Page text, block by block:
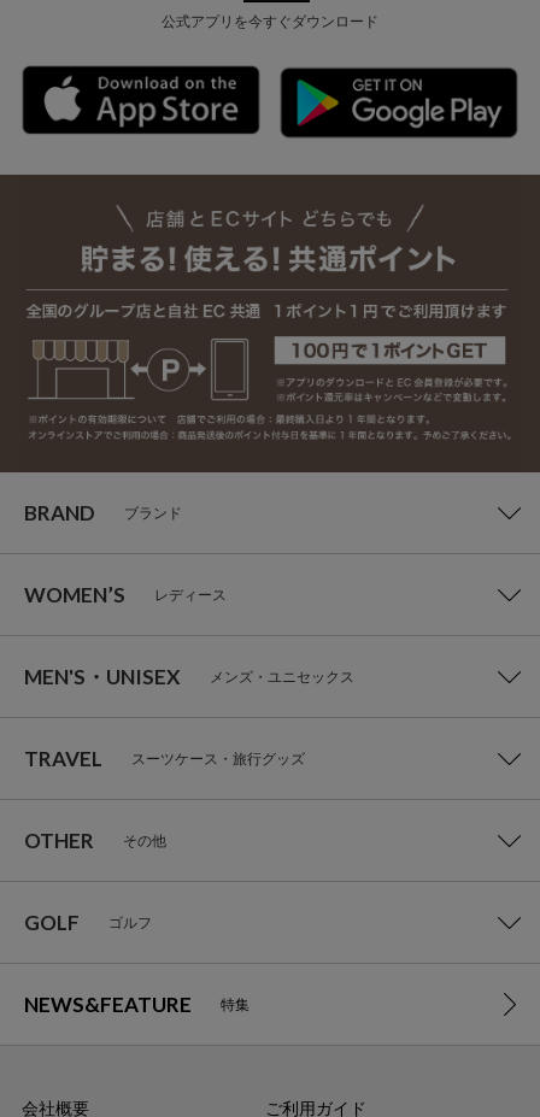
公式アプリを今すぐダウンロード
BRAND ブランド
WOMEN’S レディース
MEN'S・UNISEX メンズ・ユニセックス
TRAVEL スーツケース・旅行グッズ
OTHER その他
GOLF ゴルフ
NEWS&FEATURE 特集
会社概要 ご利用ガイド